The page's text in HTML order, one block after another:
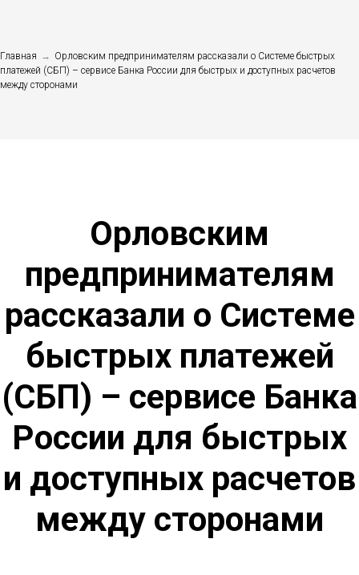
Главная → Орловским предпринимателям рассказали о Системе быстрых
платежей (СБП) – сервисе Банка России для быстрых и доступных расчетов
между сторонами
Орловским
предпринимателям
рассказали о Системе
быстрых платежей
(СБП) – сервисе Банка
России для быстрых
и доступных расчетов
между сторонами